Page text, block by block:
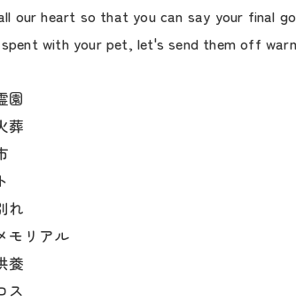
our heart so that you can say your final
with your pet, let's send them off
園
葬
れ
モリアル
養
ス